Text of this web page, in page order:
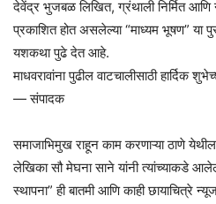
देवेंद्र भुजबळ लिखित, ग्रंथाली निर्मित
प्रकाशित होत असलेल्या “माध्यम भूषण” या
यशकथा पुढे देत आहे.
माधवरावांना पुढील वाटचालीसाठी हार्दिक
— संपादक
समाजाभिमुख राहून काम करणाऱ्या ठाणे
लेखिका सौ मेघना साने यांनी त्यांच्याकडे
स्थापना” ही बातमी आणि काही छायाचित्रे